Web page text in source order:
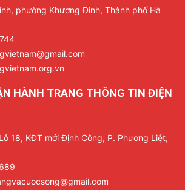
phường Khương Đình, Thành phố Hà
HÀNH TRANG THÔNG TIN ĐIỆN
18, KĐT mới Định Công, P. Phương Liệt,